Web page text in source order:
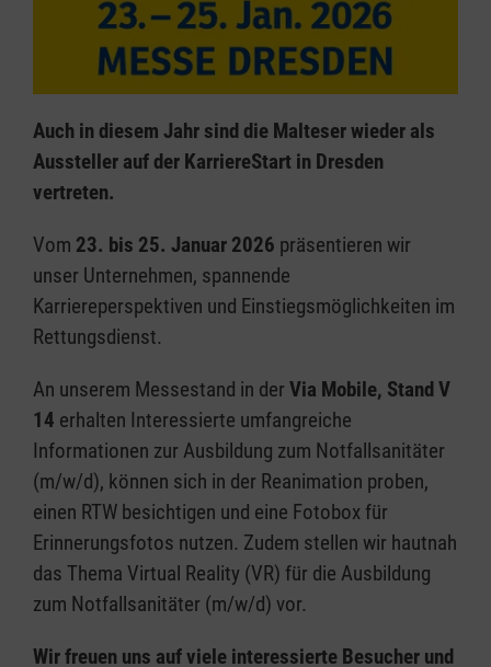
Auch in diesem Jahr sind die Malteser wieder als
Aussteller auf der KarriereStart in Dresden
vertreten.
Vom 23. bis 25. Januar 2026 präsentieren wir
unser Unternehmen, spannende
Karriereperspektiven und Einstiegsmöglichkeiten im
Rettungsdienst.
An unserem Messestand in der Via Mobile, Stand V
14 erhalten Interessierte umfangreiche
Informationen zur Ausbildung zum Notfallsanitäter
(m/w/d), können sich in der Reanimation proben,
einen RTW besichtigen und eine Fotobox für
Erinnerungsfotos nutzen. Zudem stellen wir hautnah
das Thema Virtual Reality (VR) für die Ausbildung
zum Notfallsanitäter (m/w/d) vor.
Wir freuen uns auf viele interessierte Besucher und